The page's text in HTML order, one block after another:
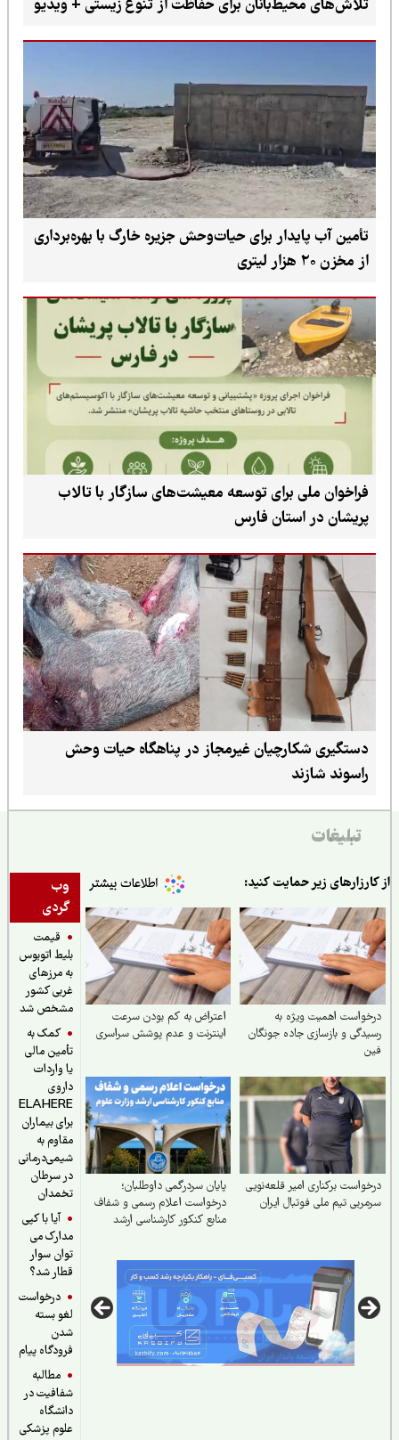
تلاش‌های محیط‌بانان برای حفاظت از تنوع زیستی + ویدیو
تأمین آب پایدار برای حیات‌وحش جزیره خارگ با بهره‌برداری
از مخزن ۲۰ هزار لیتری
فراخوان ملی برای توسعه معیشت‌های سازگار با تالاب
پریشان در استان فارس
دستگیری شکارچیان غیرمجاز در پناهگاه حیات وحش
راسوند شازند
تبلیغات
وب
گردی
قیمت
بلیط اتوبوس
به مرزهای
غربی کشور
مشخص شد
کمک به
تأمین مالی
یا واردات
داروی
ELAHERE
برای بیماران
مقاوم به
شیمی‌درمانی
در سرطان
تخمدان
آیا با کپی
مدارک می
توان سوار
قطار شد؟
درخواست
لغو بسته
فرودگاه پیام
مطالبه
شفافیت در
دانشگاه
علوم پزشکی
زیر حمایت کنید:
اهمیت ویژه به
و بازسازی جاده جونگان
اعتراض به کم بودن سرعت
اینترنت و عدم پوشش سراسری
برکناری امیر قلعه‌نویی
تیم ملی فوتبال ایران
پایان سردرگمی داوطلبان؛
درخواست اعلام رسمی و شفاف
منابع کنکور کارشناسی ارشد